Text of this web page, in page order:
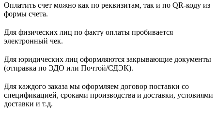
Оплатить счет можно как по реквизитам, так и по QR-коду из
формы счета.
Для физических лиц по факту оплаты пробивается
электронный чек.
Для юридических лиц оформляются закрывающие документы
(отправка по ЭДО или Почтой/СДЭК).
Для каждого заказа мы оформляем договор поставки со
спецификацией, сроками производства и доставки, условиями
доставки и т.д.